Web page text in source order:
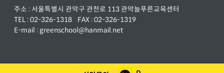
주소 : 서울특별시 관악구 관천로 113 관악늘푸른교육센터
TEL :02-326-1318
FAX : 02-326-1319
E-mail : greenschool@hanmail.net